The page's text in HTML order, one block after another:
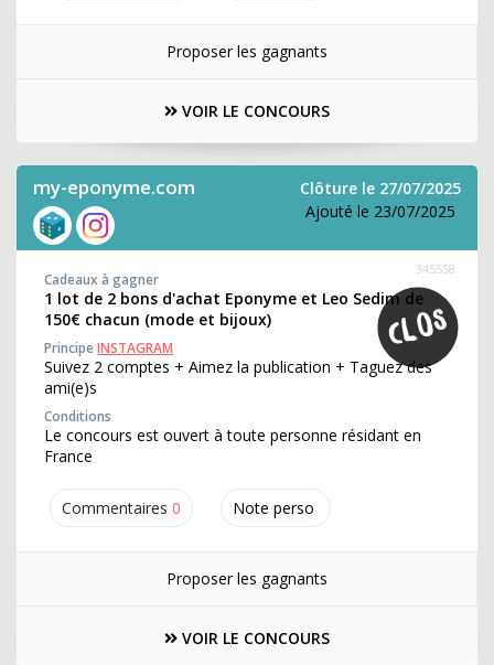
Proposer les gagnants
VOIR LE CONCOURS
my-eponyme.com
Clôture le 27/07/2025
Ajouté le 23/07/2025
Commentaires 0 Note perso
345558
Cadeaux à gagner
1 lot de 2 bons d'achat Eponyme et Leo Sedim de
150€ chacun (mode et bijoux)
PrincipeINSTAGRAM
Suivez 2 comptes + Aimez la publication + Taguez des
ami(e)s
Conditions
Le concours est ouvert à toute personne résidant en
France
Proposer les gagnants
VOIR LE CONCOURS